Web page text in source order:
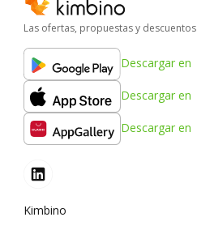
Las ofertas, propuestas y descuentos
Descargar en
Descargar en
Descargar en
Kimbino